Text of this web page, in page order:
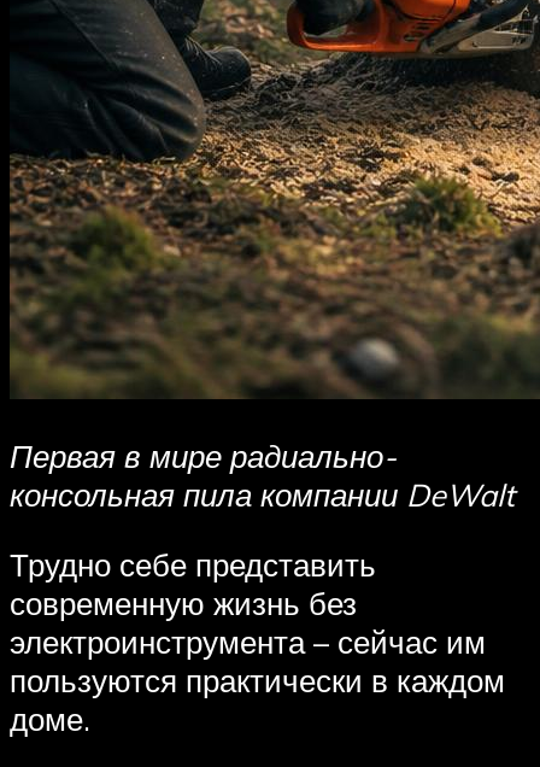
Первая в мире радиально-
консольная пила компании DeWalt
Трудно себе представить
современную жизнь без
электроинструмента – сейчас им
пользуются практически в каждом
доме.